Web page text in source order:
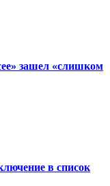
зашел «слишком
в список